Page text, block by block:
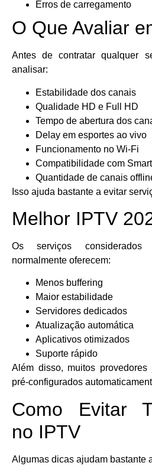
Erros de carregamento
O Que Avaliar
Antes de contratar qualquer
analisar:
Estabilidade dos canais
Qualidade HD e Full HD
Tempo de abertura dos
Delay em esportes ao vivo
Funcionamento no Wi-Fi
Compatibilidade com
Quantidade de canais
Isso ajuda bastante a evitar
Melhor IPTV
Os serviços considerados
normalmente oferecem:
Menos buffering
Maior estabilidade
Servidores dedicados
Atualização automática
Aplicativos otimizados
Suporte rápido
Além disso, muitos
pré-configurados
Como Evitar
no IPTV
Algumas dicas ajudam bastante